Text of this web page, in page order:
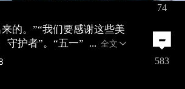
的。”“我们要感谢这些美
守护者”。“五一”
全文
74
583